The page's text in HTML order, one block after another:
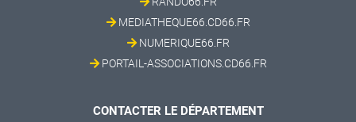
MEDIATHEQUE66.CD66.FR
NUMERIQUE66.FR
PORTAIL-ASSOCIATIONS.CD66.FR
CONTACTER LE DÉPARTEMENT